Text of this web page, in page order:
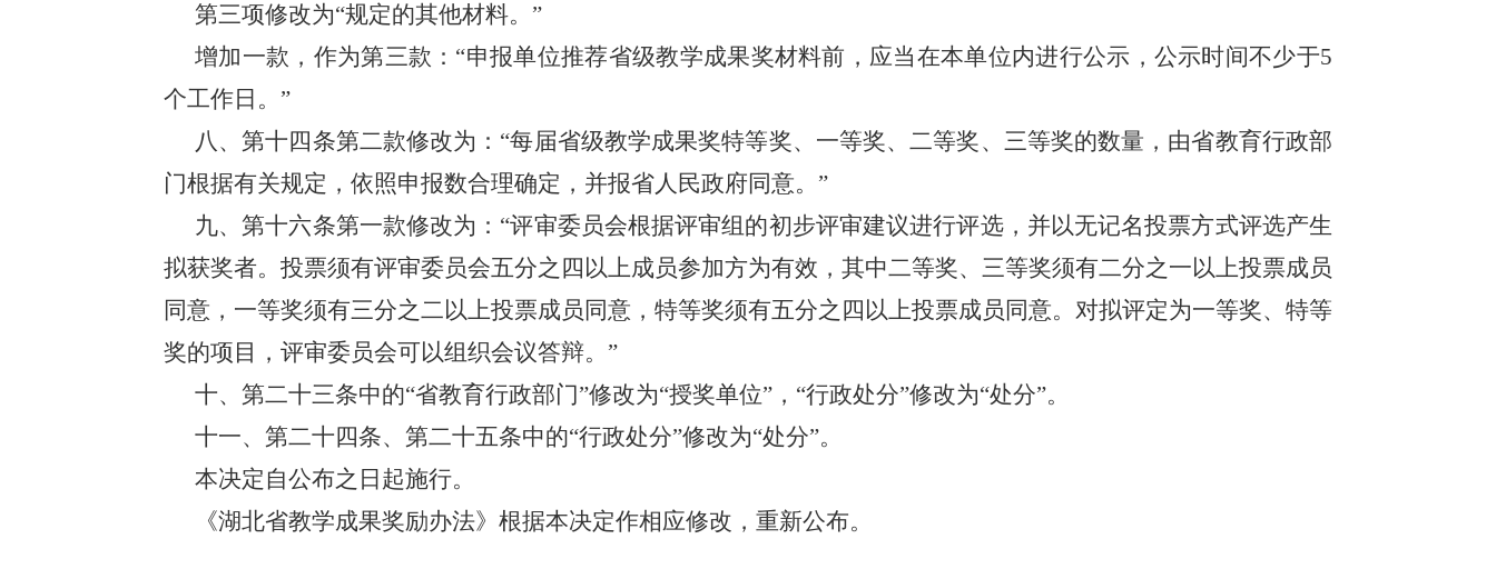
第三项修改为“规定的其他材料。”
增加一款，作为第三款：“申报单位推荐省级教学成果奖材料前，应当在本单位内进行公示，公示时间不少于5
个工作日。”
八、第十四条第二款修改为：“每届省级教学成果奖特等奖、一等奖、二等奖、三等奖的数量，由省教育行政部
门根据有关规定，依照申报数合理确定，并报省人民政府同意。”
九、第十六条第一款修改为：“评审委员会根据评审组的初步评审建议进行评选，并以无记名投票方式评选产生
拟获奖者。投票须有评审委员会五分之四以上成员参加方为有效，其中二等奖、三等奖须有二分之一以上投票成员
同意，一等奖须有三分之二以上投票成员同意，特等奖须有五分之四以上投票成员同意。对拟评定为一等奖、特等
奖的项目，评审委员会可以组织会议答辩。”
十、第二十三条中的“省教育行政部门”修改为“授奖单位”，“行政处分”修改为“处分”。
十一、第二十四条、第二十五条中的“行政处分”修改为“处分”。
本决定自公布之日起施行。
《湖北省教学成果奖励办法》根据本决定作相应修改，重新公布。